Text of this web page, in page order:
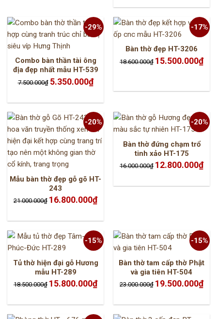
-29%
Combo bàn thần tài ông
địa đẹp nhất mẫu HT-539
7.500.000₫ Giá
gốc
5.350.000₫Giá
hiện
5.350.000₫.
-17%
Bàn thờ đẹp HT-3206
18.600.000₫ Giá
gốc
15.500.000₫Giá
hiện
-20%
Mẫu bàn thờ đẹp gỗ gõ HT-
243
21.000.000₫ Giá
gốc
16.800.000₫Giá
hiện
16.800.000₫.
-20%
Bàn thờ đứng chạm trổ
tinh xảo HT-175
16.000.000₫ Giá
gốc
12.800.000₫Giá
hiện
-15%
Tủ thờ hiện đại gỗ Hương
mẫu HT-289
18.500.000₫ Giá
gốc
15.800.000₫Giá
hiện
15.800.000₫.
-15%
Bàn thờ tam cấp thờ Phật
và gia tiên HT-504
23.000.000₫ Giá
gốc
19.500.000₫Giá
hiện